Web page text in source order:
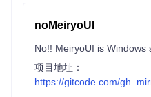
noMeiryoUI
项目地址：
https://gitcode.com/